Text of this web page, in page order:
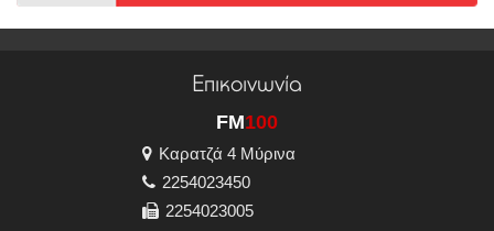
Επικοινωνία
FM100
Καρατζά 4 Μύρινα
2254023450
2254023005